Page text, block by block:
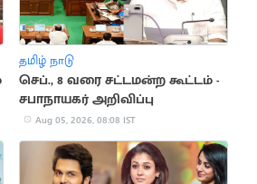
தமிழ் நாடு
செப்., 8 வரை சட்டமன்ற கூட்டம் -
சபாநாயகர் அறிவிப்பு
Aug 05, 2026, 08:08 IST